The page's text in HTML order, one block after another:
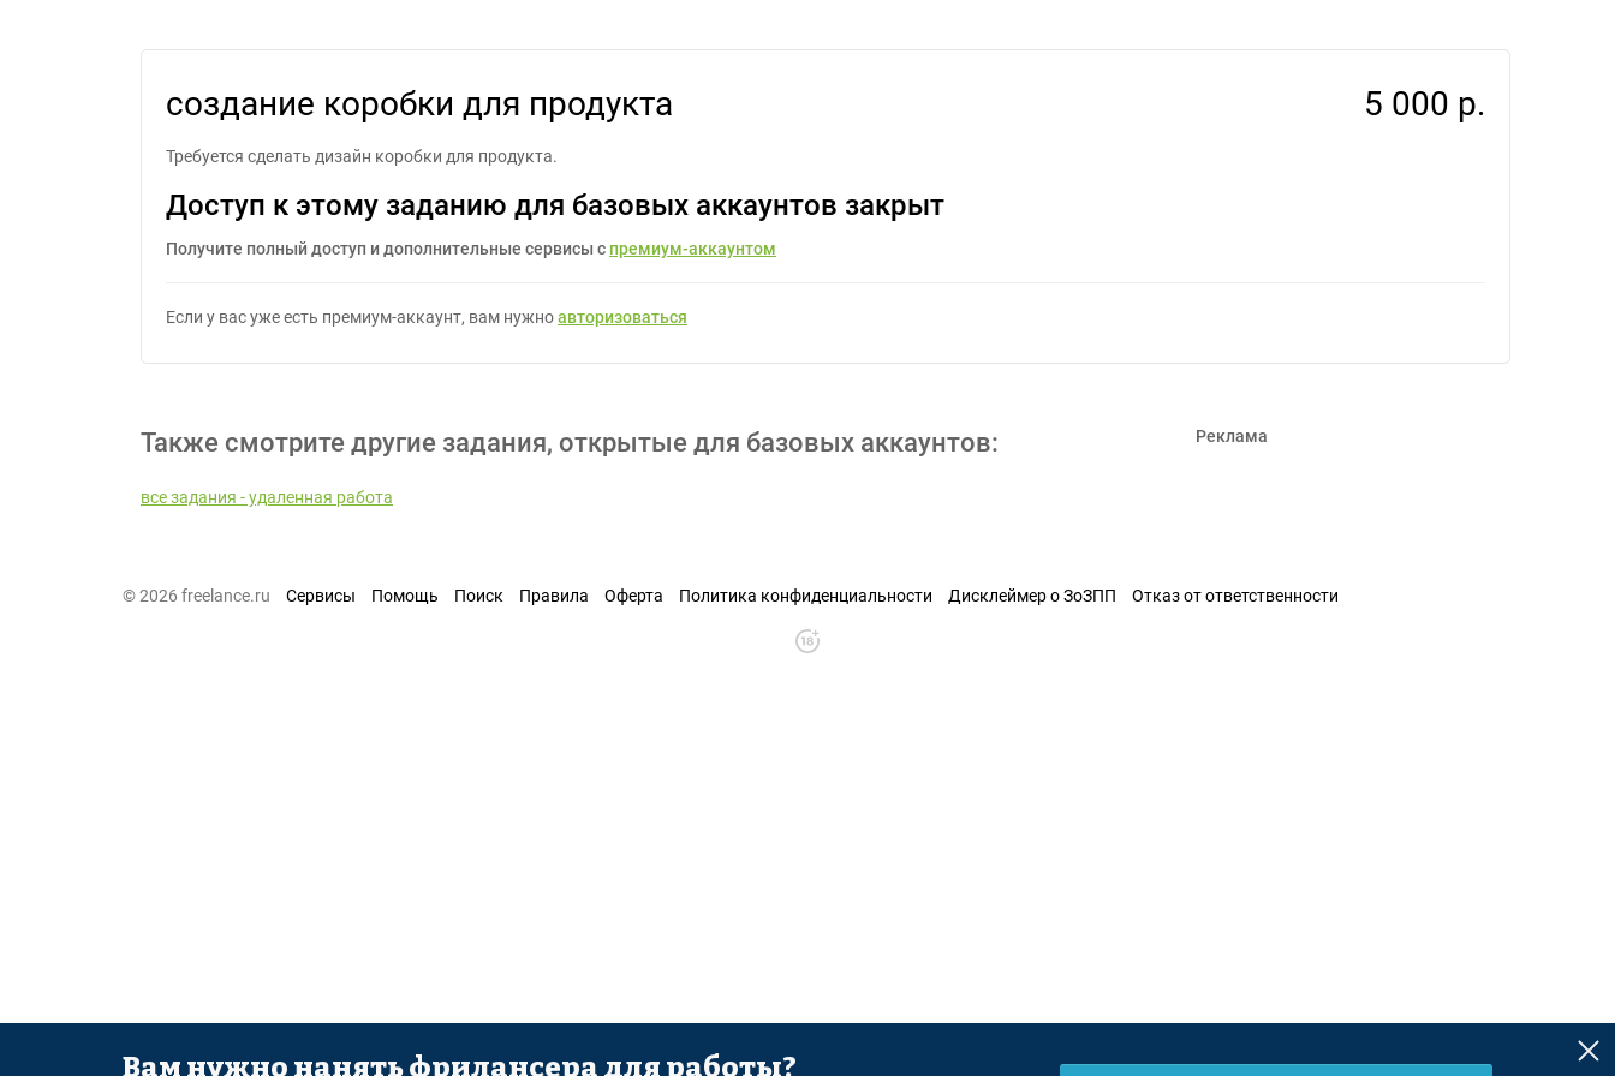
создание коробки для продукта 5 000 р.
Требуется сделать дизайн коробки для продукта.
Доступ к этому заданию для базовых аккаунтов закрыт
Получите полный доступ и дополнительные сервисы с премиум-аккаунтом
Если у вас уже есть премиум-аккаунт, вам нужноавторизоваться
Также смотрите другие задания, открытые для базовых аккаунтов:
все задания - удаленная работа
Реклама
© 2026 freelance.ru Сервисы Помощь Поиск Правила Оферта Политика конфиденциальности Дисклеймер о ЗоЗПП Отказ от ответственности
Вам нужно нанять фрилансера для работы?